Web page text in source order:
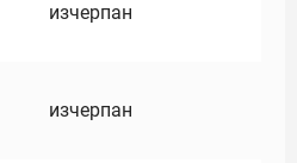
изчерпан
изчерпан